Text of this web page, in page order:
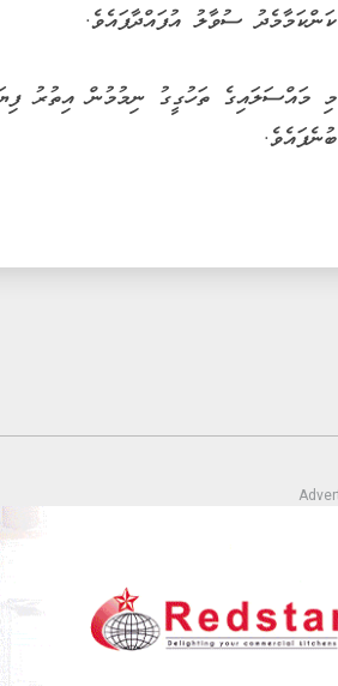
ކަންކަމާމެދު ސުވާލު އުފައްދާފައެވެ.
މި މައްސަލައިގެ ތަހުގީގު ނިމުމުން އިތުރު
ބުނެފައެވެ.